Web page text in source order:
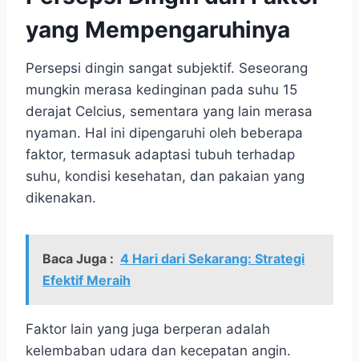
yang Mempengaruhinya
Persepsi dingin sangat subjektif. Seseorang
mungkin merasa kedinginan pada suhu 15
derajat Celcius, sementara yang lain merasa
nyaman. Hal ini dipengaruhi oleh beberapa
faktor, termasuk adaptasi tubuh terhadap
suhu, kondisi kesehatan, dan pakaian yang
dikenakan.
Baca Juga : 4 Hari dari Sekarang: Strategi
Efektif Meraih
Faktor lain yang juga berperan adalah
kelembaban udara dan kecepatan angin.